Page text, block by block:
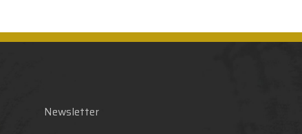
Newsletter